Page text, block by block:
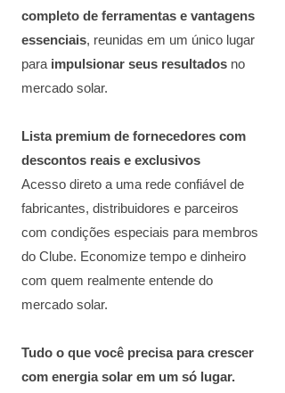
completo de ferramentas e vantagens
essenciais, reunidas em um único lugar
para impulsionar seus resultados no
mercado solar.
Lista premium de fornecedores com
descontos reais e exclusivos
Acesso direto a uma rede confiável de
fabricantes, distribuidores e parceiros
com condições especiais para membros
do Clube. Economize tempo e dinheiro
com quem realmente entende do
mercado solar.
Tudo o que você precisa para crescer
com energia solar em um só lugar.